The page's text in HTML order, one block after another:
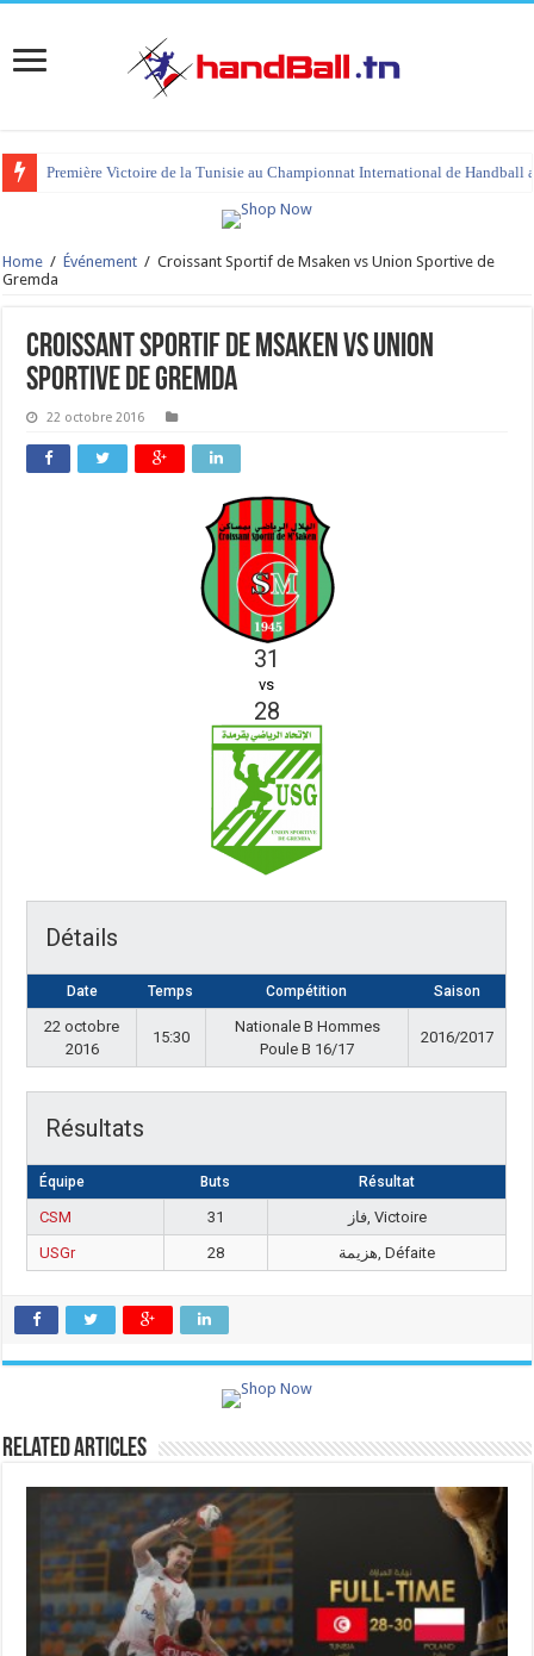
Première Victoire de la Tunisie au Championnat International de Handball
Home / Événement / Croissant Sportif de Msaken vs Union Sportive de
Gremda
Croissant Sportif de Msaken vs Union
Sportive de Gremda
22 octobre 2016
31
vs
28
Détails
Date Temps Compétition Saison
22 octobre
2016
15:30
Nationale B Hommes
Poule B 16/17
2016/2017
Résultats
Équipe Buts Résultat
CSM 31
فاز, Victoire
USGr
28 هزيمة, Défaite
Related Articles